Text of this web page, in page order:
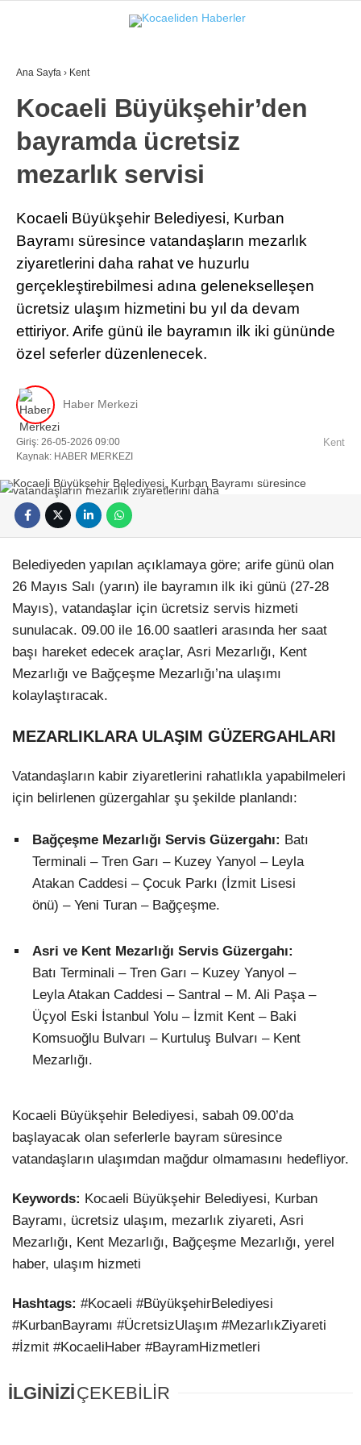
Instagram
Youtube
Pinterest
SPOR
MAGAZIN
SAĞLIK
Ana Sayfa › Kent
Kocaeli Büyükşehir’den
bayramda ücretsiz
mezarlık servisi
Kocaeli Büyükşehir Belediyesi, Kurban
Bayramı süresince vatandaşların mezarlık
ziyaretlerini daha rahat ve huzurlu
gerçekleştirebilmesi adına gelenekselleşen
ücretsiz ulaşım hizmetini bu yıl da devam
ettiriyor. Arife günü ile bayramın ilk iki gününde
özel seferler düzenlenecek.
Haber Merkezi
Giriş: 26-05-2026 09:00
Kaynak: HABER MERKEZI
Kent
Belediyeden yapılan açıklamaya göre; arife günü olan
26 Mayıs Salı (yarın) ile bayramın ilk iki günü (27-28
Mayıs), vatandaşlar için ücretsiz servis hizmeti
sunulacak. 09.00 ile 16.00 saatleri arasında her saat
başı hareket edecek araçlar, Asri Mezarlığı, Kent
Mezarlığı ve Bağçeşme Mezarlığı’na ulaşımı
kolaylaştıracak.
MEZARLIKLARA ULAŞIM GÜZERGAHLARI
Vatandaşların kabir ziyaretlerini rahatlıkla yapabilmeleri
için belirlenen güzergahlar şu şekilde planlandı:
Bağçeşme Mezarlığı Servis Güzergahı: Batı
Terminali – Tren Garı – Kuzey Yanyol – Leyla
Atakan Caddesi – Çocuk Parkı (İzmit Lisesi
önü) – Yeni Turan – Bağçeşme.
Asri ve Kent Mezarlığı Servis Güzergahı:
Batı Terminali – Tren Garı – Kuzey Yanyol –
Leyla Atakan Caddesi – Santral – M. Ali Paşa –
Üçyol Eski İstanbul Yolu – İzmit Kent – Baki
Komsuoğlu Bulvarı – Kurtuluş Bulvarı – Kent
Mezarlığı.
Kocaeli Büyükşehir Belediyesi, sabah 09.00’da
başlayacak olan seferlerle bayram süresince
vatandaşların ulaşımdan mağdur olmamasını hedefliyor.
Keywords: Kocaeli Büyükşehir Belediyesi, Kurban
Bayramı, ücretsiz ulaşım, mezarlık ziyareti, Asri
Mezarlığı, Kent Mezarlığı, Bağçeşme Mezarlığı, yerel
haber, ulaşım hizmeti
Hashtags: #Kocaeli #BüyükşehirBelediyesi
#KurbanBayramı #ÜcretsizUlaşım #MezarlıkZiyareti
#İzmit #KocaeliHaber #BayramHizmetleri
İLGİNİZİÇEKEBİLİR